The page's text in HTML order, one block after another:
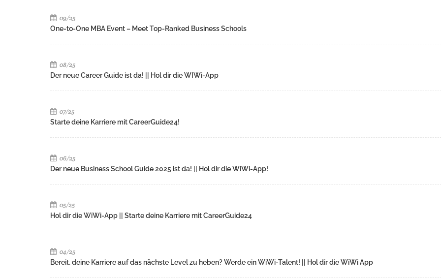
09/25
One-to-One MBA Event – Meet Top-Ranked Business Schools
08/25
Der neue Career Guide ist da! || Hol dir die WIWi-App
07/25
Starte deine Karriere mit CareerGuide24!
06/25
Der neue Business School Guide 2025 ist da! || Hol dir die WiWi-App!
05/25
Hol dir die WiWi-App || Starte deine Karriere mit CareerGuide24
04/25
Bereit, deine Karriere auf das nächste Level zu heben? Werde ein WiWi-Talent! || Hol dir die WiWi App